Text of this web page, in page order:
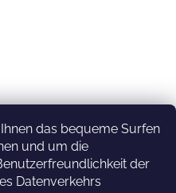
das bequeme Surfen
und um die
der
Datenverkehrs
CZ